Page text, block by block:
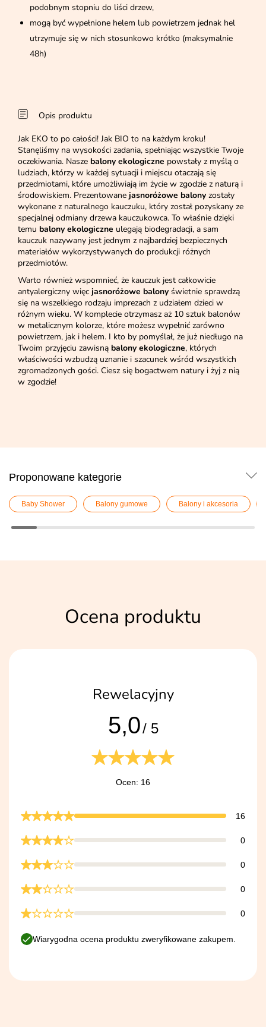
podobnym stopniu do liści drzew,
mogą być wypełnione helem lub powietrzem jednak hel
utrzymuje się w nich stosunkowo krótko (maksymalnie
48h)
Opis produktu
Jak EKO to po całości! Jak BIO to na każdym kroku!
Stanęliśmy na wysokości zadania, spełniając wszystkie Twoje
oczekiwania. Nasze balony ekologiczne powstały z myślą o
ludziach, którzy w każdej sytuacji i miejscu otaczają się
przedmiotami, które umożliwiają im życie w zgodzie z naturą i
środowiskiem. Prezentowane jasnoróżowe balony zostały
wykonane z naturalnego kauczuku, który został pozyskany ze
specjalnej odmiany drzewa kauczukowca. To właśnie dzięki
temu balony ekologiczne ulegają biodegradacji, a sam
kauczuk nazywany jest jednym z najbardziej bezpiecznych
materiałów wykorzystywanych do produkcji różnych
przedmiotów.
Warto również wspomnieć, że kauczuk jest całkowicie
antyalergiczny więc jasnoróżowe balony świetnie sprawdzą
się na wszelkiego rodzaju imprezach z udziałem dzieci w
różnym wieku. W komplecie otrzymasz aż 10 sztuk balonów
w metalicznym kolorze, które możesz wypełnić zarówno
powietrzem, jak i helem. I kto by pomyślał, że już niedługo na
Twoim przyjęciu zawisną balony ekologiczne, których
właściwości wzbudzą uznanie i szacunek wśród wszystkich
zgromadzonych gości. Ciesz się bogactwem natury i żyj z nią
w zgodzie!
Proponowane kategorie
Baby Shower Balony gumowe Balony i akcesoria
Ocena produktu
Rewelacyjny
5,0/ 5
Ocen: 16
16
0
0
0
0
Wiarygodna ocena produktu zweryfikowane zakupem.